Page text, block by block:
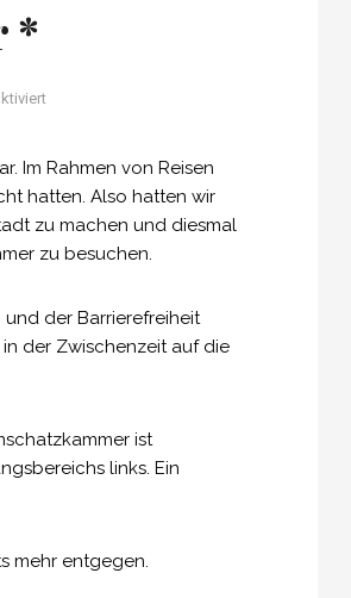
*
Im Rahmen von Reisen
hatten. Also hatten wir
zu machen und diesmal
zu besuchen.
der Barrierefreiheit
der Zwischenzeit auf die
ist
links. Ein
mehr entgegen.